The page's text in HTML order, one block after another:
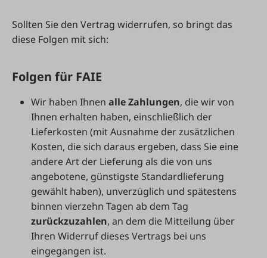
Sollten Sie den Vertrag widerrufen, so bringt das
diese Folgen mit sich:
Folgen für FAIE
Wir haben Ihnen alle Zahlungen, die wir von
Ihnen erhalten haben, einschließlich der
Lieferkosten (mit Ausnahme der zusätzlichen
Kosten, die sich daraus ergeben, dass Sie eine
andere Art der Lieferung als die von uns
angebotene, günstigste Standardlieferung
gewählt haben), unverzüglich und spätestens
binnen vierzehn Tagen ab dem Tag
zurückzuzahlen, an dem die Mitteilung über
Ihren Widerruf dieses Vertrags bei uns
eingegangen ist.